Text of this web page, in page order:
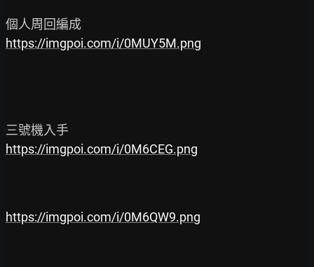
https://imgpoi.com/i/0MUY5M.png
https://imgpoi.com/i/0M6CEG.png
https://imgpoi.com/i/0M6QW9.png